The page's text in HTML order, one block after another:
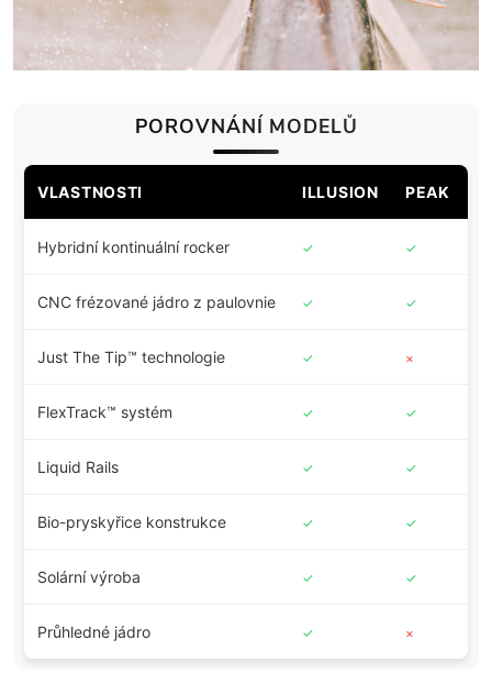
POROVNÁNÍ MODELŮ
VLASTNOSTI ILLUSION PEAK
Hybridní kontinuální rocker ✓ ✓
CNC frézované jádro z paulovnie ✓ ✓
Just The Tip™ technologie ✓ ×
FlexTrack™ systém ✓ ✓
Liquid Rails ✓ ✓
Bio-pryskyřice konstrukce ✓ ✓
Solární výroba ✓ ✓
Průhledné jádro ✓ ×